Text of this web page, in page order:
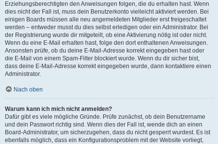
Erziehungsberechtigten den Anweisungen folgen, die du erhalten hast. Wenn
dies nicht der Fall ist, muss dein Benutzerkonto vielleicht aktiviert werden. Bei
einigen Boards müssen alle neu angemeldeten Mitglieder erst freigeschaltet
werden – entweder musst du dies selbst erledigen oder ein Administrator. Bei
der Registrierung wurde dir mitgeteilt, ob eine Aktivierung nötig ist oder nicht.
Wenn du eine E-Mail erhalten hast, folge den dort enthaltenen Anweisungen.
Ansonsten prüfe, ob du deine E-Mail-Adresse korrekt eingegeben hast oder
die E-Mail von einem Spam-Filter blockiert wurde. Wenn du dir sicher bist,
dass deine E-Mail-Adresse korrekt eingegeben wurde, dann kontaktiere einen
Administrator.
Nach oben
Warum kann ich mich nicht anmelden?
Dafür gibt es viele mögliche Gründe. Prüfe zunächst, ob dein Benutzername
und dein Passwort richtig sind. Wenn dies der Fall ist, wende dich an einen
Board-Administrator, um sicherzugehen, dass du nicht gesperrt wurdest. Es ist
ebenfalls möglich, dass ein Konfigurationsproblem mit der Website vorliegt,